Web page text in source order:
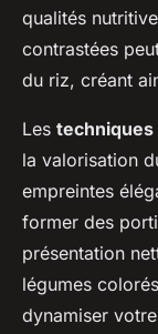
qualités
contrastées
du riz, créant
Les techniques
la valorisation
empreintes
former des
présentation
légumes
dynamiser